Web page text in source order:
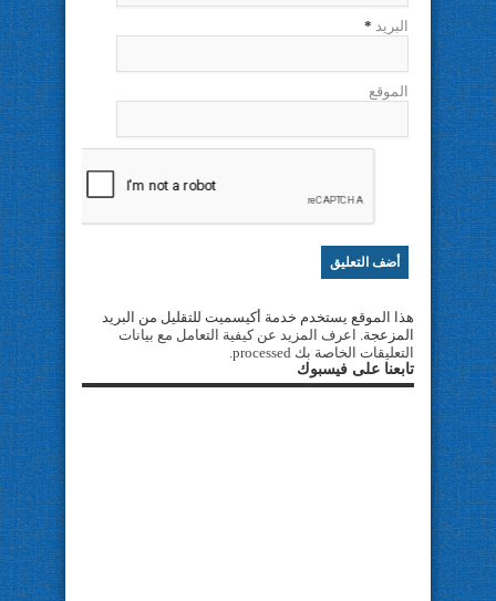
البريد *
الموقع
هذا الموقع يستخدم خدمة أكيسميت للتقليل من البريد
المزعجة. اعرف المزيد عن كيفية التعامل مع بيانات
التعليقات الخاصة بك processed
.
تابعنا على فيسبوك